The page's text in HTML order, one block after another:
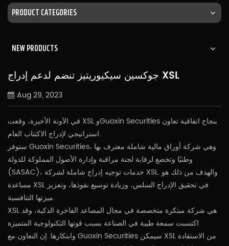
PRODUCT CATEGORIES
NEW PRODUCTS
جوكسين سيكيوريتيز تنضم لدعم إدراج XSL
Aug 29, 2023
في الآونة الأخيرة، وقعت XSL وGuoxin Securities بنجاح اتفاقية تعاون
استراتيجي لإدراج الاكتتاب العام.
ستوفر Guoxin Securities، وهي شركة أوراق مالية شاملة معترف بها
وطنيًا وتخضع لرقابة لجنة مراقبة وإدارة الأصول المملوكة للدولة
(SASAC)، خدمات توجيه إدراج شاملة لشركة XSL. والهدف من ذلك هو
مساعدة XSL في تحقيق الإدراج السلس، وزيادة توسيع نفوذها، وتعزيز
ميزتها التنافسية.
XSL هي شركة مبتكرة متخصصة في مجال المصاعد الفاخرة الذكية، وقد
اكتسبت سمعة طيبة في الصناعة بسبب قوتها التكنولوجية المتميزة
وابتكارها. إن التعاون مع Guoxin Securities سيمكن XSL من الاستفادة